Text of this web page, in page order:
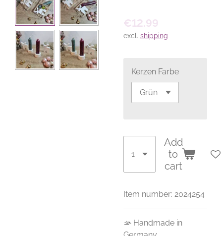
€12.99
excl. shipping
Kerzen Farbe
Add
to
cart
Item number: 2024254
🫴 Handmade in